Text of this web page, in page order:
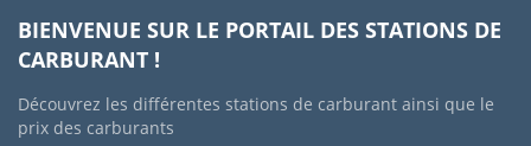
BIENVENUE SUR LE PORTAIL DES STATIONS DE
CARBURANT !
Découvrez les différentes stations de carburant ainsi que le
prix des carburants